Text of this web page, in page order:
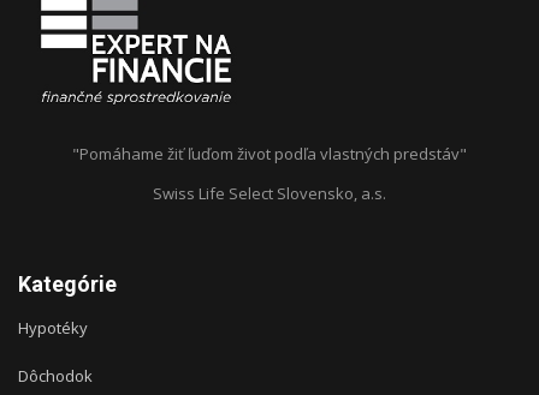
"Pomáhame žiť ľuďom život podľa vlastných predstáv"
Swiss Life Select Slovensko, a.s.
Kategórie
Hypotéky
Dôchodok